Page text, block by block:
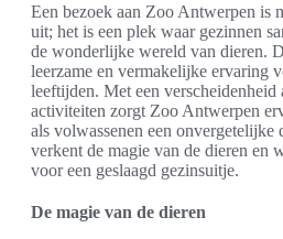
Een bezoek aan Zoo Antwerpen is
uit; het is een plek waar gezinnen
de wonderlijke wereld van dieren.
leerzame en vermakelijke ervaring
leeftijden. Met een verscheidenheid
activiteiten zorgt Zoo Antwerpen
als volwassenen een
verkent de magie van de dieren en
voor een geslaagd gezinsuitje.
De magie van de dieren